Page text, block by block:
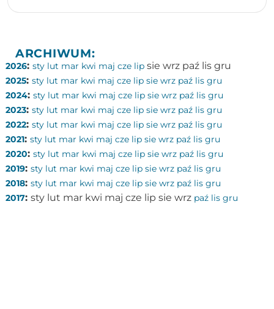
ARCHIWUM:
2026: sty lut mar kwi maj cze lip sie wrz paź lis gru
2025: sty lut mar kwi maj cze lip sie wrz paź lis gru
2024: sty lut mar kwi maj cze lip sie wrz paź lis gru
2023: sty lut mar kwi maj cze lip sie wrz paź lis gru
2022: sty lut mar kwi maj cze lip sie wrz paź lis gru
2021: sty lut mar kwi maj cze lip sie wrz paź lis gru
2020: sty lut mar kwi maj cze lip sie wrz paź lis gru
2019: sty lut mar kwi maj cze lip sie wrz paź lis gru
2018: sty lut mar kwi maj cze lip sie wrz paź lis gru
2017: sty lut mar kwi maj cze lip sie wrz paź lis gru